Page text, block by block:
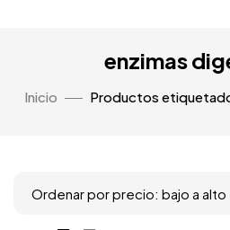
enzimas
Inicio Productos